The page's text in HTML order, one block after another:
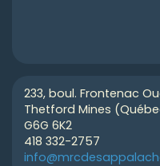
233, boul. Frontenac
Thetford Mines
G6G 6K2
418 332-2757